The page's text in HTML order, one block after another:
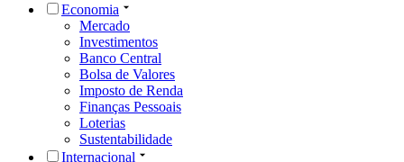
Economia
Mercado
Investimentos
Banco Central
Bolsa de Valores
Imposto de Renda
Finanças Pessoais
Loterias
Sustentabilidade
Internacional